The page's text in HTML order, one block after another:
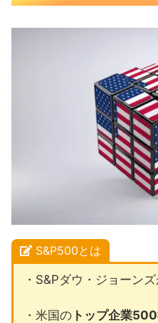
S&P500とは
・S&Pダウ・ジョーン
・米国のトップ企業